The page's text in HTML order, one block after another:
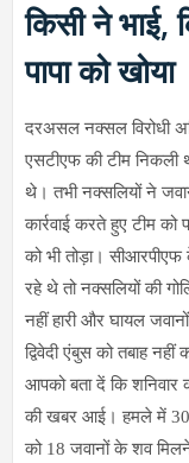
किसी ने भाई,
पापा को खोया
दरअसल नक्सल विरोधी
एसटीएफ की टीम निकली
थे। तभी नक्सलियों ने
कार्रवाई करते हुए टीम
को भी तोड़ा।
रहे थे तो नक्सलियों की
नहीं हारी और घायल
द्विवेदी एंबुस को तबाह
आपको बता दें कि
की खबर आई। हमले में 30
को 18 जवानों के शव